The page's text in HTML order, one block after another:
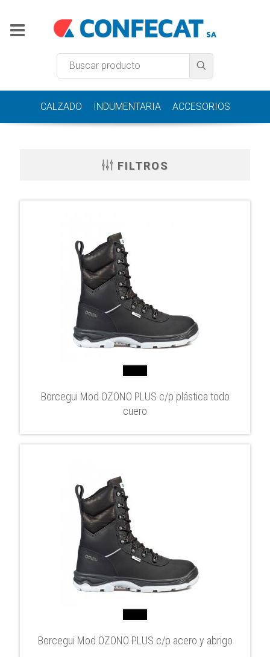
CALZADO INDUMENTARIA ACCESORIOS
FILTROS
Borcegui Mod OZONO PLUS c/p plástica todo
cuero
Borcegui Mod OZONO PLUS c/p acero y abrigo